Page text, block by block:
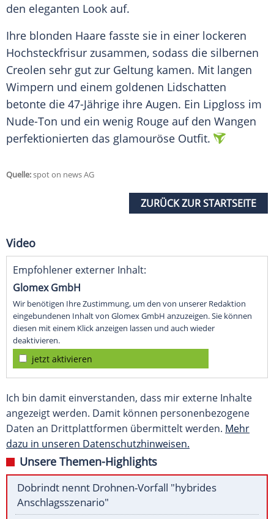
den eleganten Look auf.
Ihre blonden Haare fasste sie in einer lockeren
Hochsteckfrisur zusammen, sodass die silbernen
Creolen sehr gut zur Geltung kamen. Mit langen
Wimpern und einem goldenen Lidschatten
betonte die 47-Jährige ihre Augen. Ein Lipgloss im
Nude-Ton und ein wenig Rouge auf den Wangen
perfektionierten das glamouröse Outfit.
Quelle:spot on news AG
ZURÜCK ZUR STARTSEITE
Video
Empfohlener externer Inhalt:
Glomex GmbH
Wir benötigen Ihre Zustimmung, um den von unserer Redaktion
eingebundenen Inhalt von Glomex GmbH anzuzeigen. Sie können
diesen mit einem Klick anzeigen lassen und auch wieder
deaktivieren.
jetzt aktivieren
Ich bin damit einverstanden, dass mir externe Inhalte
angezeigt werden. Damit können personenbezogene
Daten an Drittplattformen übermittelt werden. Mehr
dazu in unseren Datenschutzhinweisen.
Unsere Themen-Highlights
Dobrindt nennt Drohnen-Vorfall "hybrides
Anschlagsszenario"